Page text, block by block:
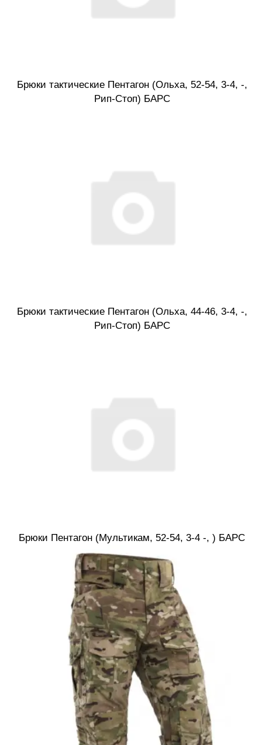
Брюки тактические Пентагон (Ольха, 52-54, 3-4, -,
Рип-Стоп) БАРС
Брюки тактические Пентагон (Ольха, 44-46, 3-4, -,
Рип-Стоп) БАРС
Брюки Пентагон (Мультикам, 52-54, 3-4 -, ) БАРС